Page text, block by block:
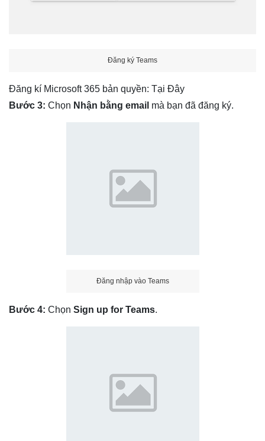
Đăng ký Teams
Đăng kí Microsoft 365 bản quyền: Tại Đây
Bước 3: Chọn Nhận bằng email mà bạn đã đăng ký.
Đăng nhập vào Teams
Bước 4: Chọn Sign up for Teams.